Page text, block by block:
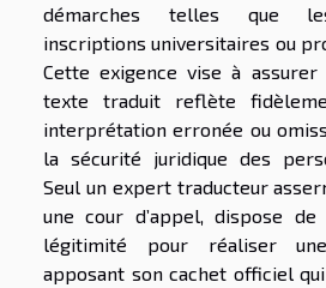
démarches telles que
inscriptions universitaires ou
Cette exigence vise à
texte traduit reflète
interprétation erronée ou
la sécurité juridique des
Seul un expert traducteur
une cour d’appel, dispose
légitimité pour réaliser
apposant son cachet officiel